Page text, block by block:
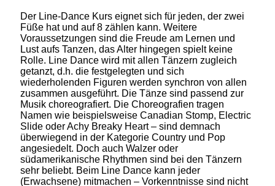
Der Line-Dance Kurs eignet sich für jeden, der zwei
Füße hat und auf 8 zählen kann. Weitere
Voraussetzungen sind die Freude am Lernen und
Lust aufs Tanzen, das Alter hingegen spielt keine
Rolle. Line Dance wird mit allen Tänzern zugleich
getanzt, d.h. die festgelegten und sich
wiederholenden Figuren werden synchron von allen
zusammen ausgeführt. Die Tänze sind passend zur
Musik choreografiert. Die Choreografien tragen
Namen wie beispielsweise Canadian Stomp, Electric
Slide oder Achy Breaky Heart – sind demnach
überwiegend in der Kategorie Country und Pop
angesiedelt. Doch auch Walzer oder
südamerikanische Rhythmen sind bei den Tänzern
sehr beliebt. Beim Line Dance kann jeder
(Erwachsene) mitmachen – Vorkenntnisse sind nicht